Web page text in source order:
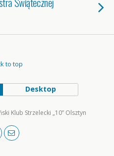
to top
Desktop
Klub Strzelecki „10” Olsztyn